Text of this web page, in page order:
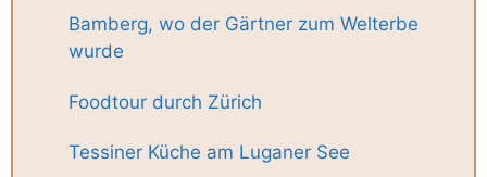
Bamberg, wo der Gärtner zum Welterbe
wurde
Foodtour durch Zürich
Tessiner Küche am Luganer See